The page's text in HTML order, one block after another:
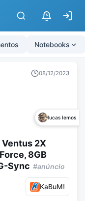
$
Notebooks
08/12/2023
lucas lemos
2X
8GB
Sync #anúncio
KaBuM!